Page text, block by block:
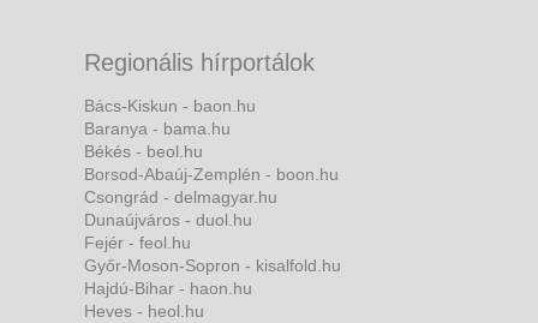
Regionális hírportálok
Bács-Kiskun - baon.hu
Baranya - bama.hu
Békés - beol.hu
Borsod-Abaúj-Zemplén - boon.hu
Csongrád - delmagyar.hu
Dunaújváros - duol.hu
Fejér - feol.hu
Győr-Moson-Sopron - kisalfold.hu
Hajdú-Bihar - haon.hu
Heves - heol.hu